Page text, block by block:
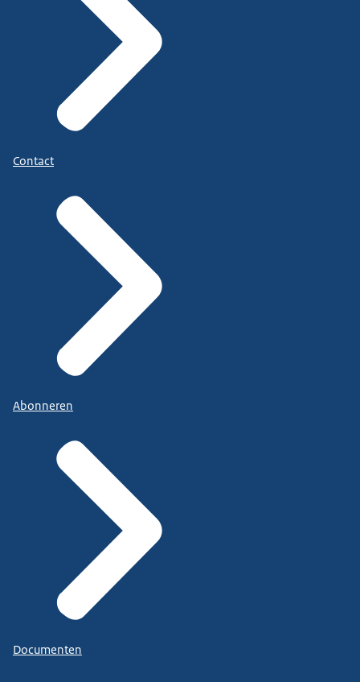
Contact
Abonneren
Documenten